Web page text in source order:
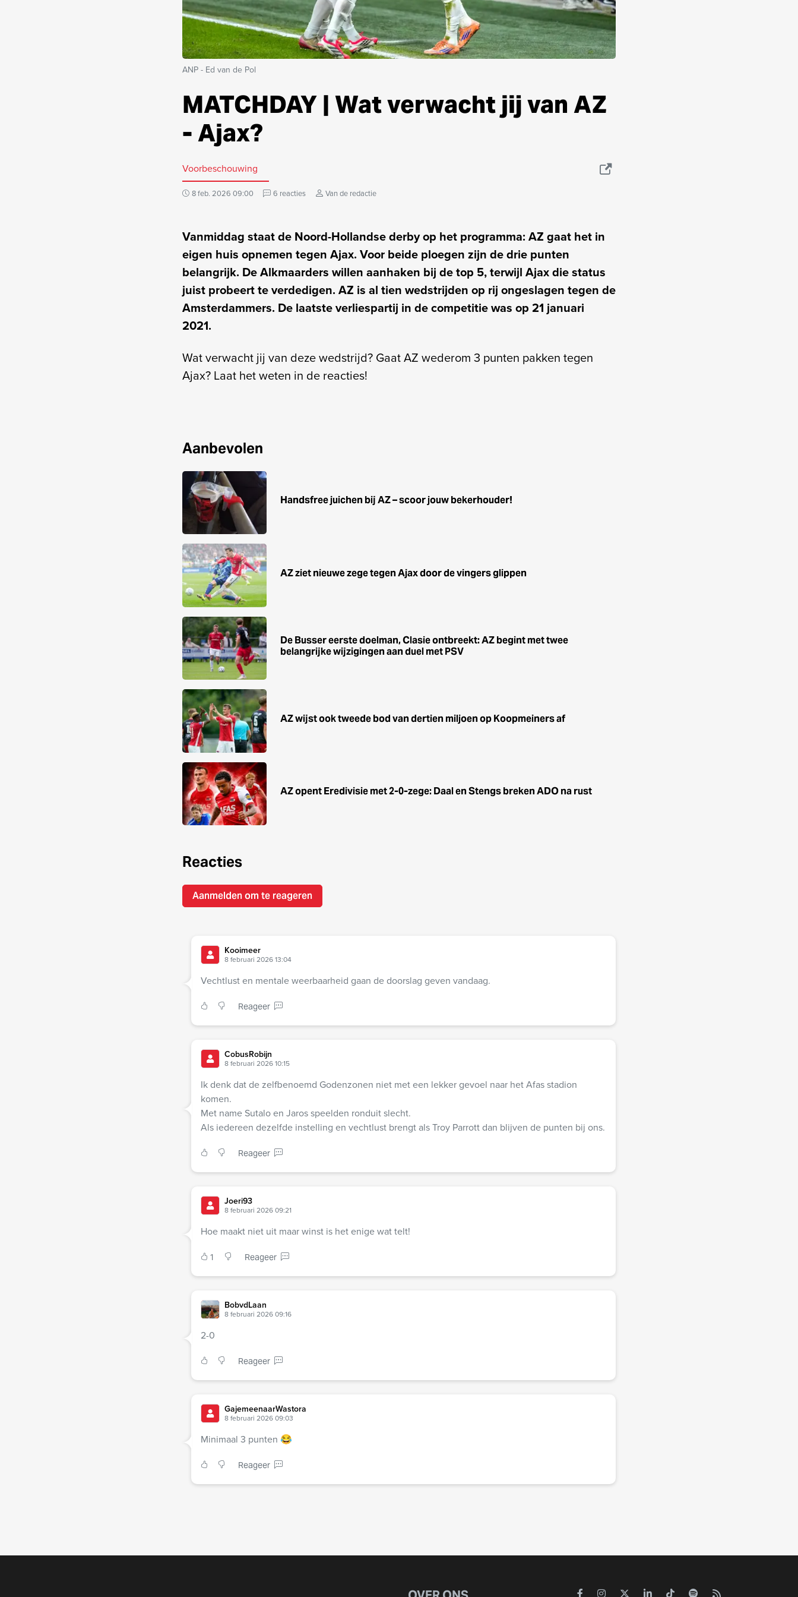
ANP - Ed van de Pol
MATCHDAY | Wat verwacht jij van AZ
- Ajax?
Voorbeschouwing
8 feb. 2026 09:00 6 reacties Van de redactie
Vanmiddag staat de Noord-Hollandse derby op het programma: AZ gaat het in
eigen huis opnemen tegen Ajax. Voor beide ploegen zijn de drie punten
belangrijk. De Alkmaarders willen aanhaken bij de top 5, terwijl Ajax die status
juist probeert te verdedigen. AZ is al tien wedstrijden op rij ongeslagen tegen de
Amsterdammers. De laatste verliespartij in de competitie was op 21 januari
2021.
Wat verwacht jij van deze wedstrijd? Gaat AZ wederom 3 punten pakken tegen
Ajax? Laat het weten in de reacties!
Aanbevolen
Handsfree juichen bij AZ – scoor jouw bekerhouder!
AZ ziet nieuwe zege tegen Ajax door de vingers glippen
De Busser eerste doelman, Clasie ontbreekt: AZ begint met twee
belangrijke wijzigingen aan duel met PSV
AZ wijst ook tweede bod van dertien miljoen op Koopmeiners af
AZ opent Eredivisie met 2-0-zege: Daal en Stengs breken ADO na rust
Reacties
Aanmelden om te reageren
Kooimeer
8 februari 2026 13:04
Vechtlust en mentale weerbaarheid gaan de doorslag geven vandaag.
Reageer
CobusRobijn
8 februari 2026 10:15
Ik denk dat de zelfbenoemd Godenzonen niet met een lekker gevoel naar het Afas stadion
komen.
Met name Sutalo en Jaros speelden ronduit slecht.
Als iedereen dezelfde instelling en vechtlust brengt als Troy Parrott dan blijven de punten bij ons.
Reageer
Joeri93
8 februari 2026 09:21
Hoe maakt niet uit maar winst is het enige wat telt!
1 Reageer
BobvdLaan
8 februari 2026 09:16
2-0
Reageer
GajemeenaarWastora
8 februari 2026 09:03
Minimaal 3 punten 😂
Reageer